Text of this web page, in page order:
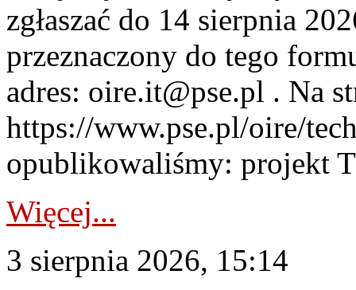
zgłaszać do 14 sierpnia
przeznaczony do tego
adres: oire.it@pse.pl . Na
https://www.pse.pl/oire/
opublikowaliśmy: projekt
Więcej...
3 sierpnia 2026, 15:14